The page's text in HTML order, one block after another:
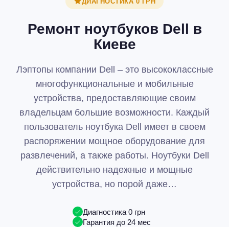
Ремонт ноутбуков Dell в
Киеве
Лэптопы компании Dell – это высококлассные
многофункциональные и мобильные
устройства, предоставляющие своим
владельцам большие возможности. Каждый
пользователь ноутбука Dell имеет в своем
распоряжении мощное оборудование для
развлечений, а также работы. Ноутбуки Dell
действительно надежные и мощные
устройства, но порой даже…
Диагностика 0 грн
Гарантия до 24 мес